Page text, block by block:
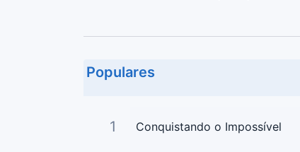
Populares
1 Conquistando o Impossível